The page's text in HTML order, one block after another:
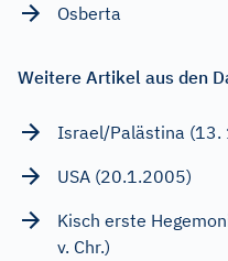
Osberta
Weitere Artikel aus den
Israel/Palästina (13.
USA (20.1.2005)
Kisch erste
v. Chr.)